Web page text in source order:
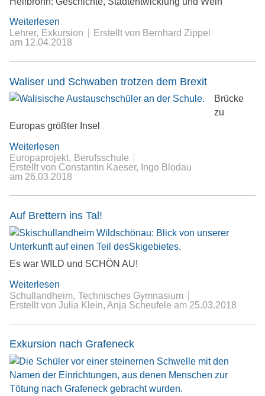
Weiterlesen
Lehrer
Exkursion
Erstellt von Bernhard Zippel
am 12.04.2018
Waliser und Schwaben trotzen dem Brexit
Brücke
zu
Europas größter Insel
Weiterlesen
Europaprojekt
Berufsschule
Erstellt von Constantin Kaeser, Ingo Blodau
am 26.03.2018
Auf Brettern ins Tal!
Es war WILD und SCHÖN AU!
Weiterlesen
Schullandheim Technisches Gymnasium
Erstellt von Julia Klein, Anja Scheufele am 25.03.2018
Exkursion nach Grafeneck